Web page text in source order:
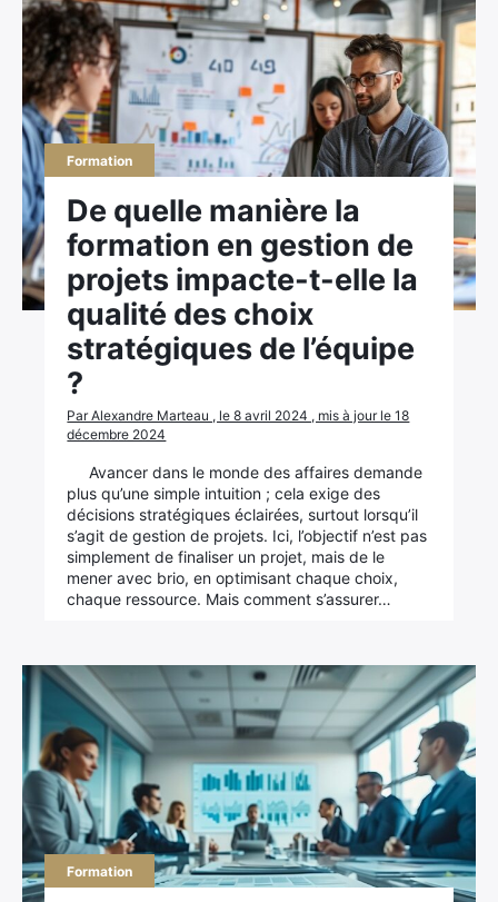
Formation
De quelle manière la
formation en gestion de
projets impacte-t-elle la
qualité des choix
stratégiques de l’équipe
?
Par Alexandre Marteau , le 8 avril 2024 , mis à jour le 18
décembre 2024
Avancer dans le monde des affaires demande
plus qu’une simple intuition ; cela exige des
décisions stratégiques éclairées, surtout lorsqu’il
s’agit de gestion de projets. Ici, l’objectif n’est pas
simplement de finaliser un projet, mais de le
mener avec brio, en optimisant chaque choix,
chaque ressource. Mais comment s’assurer…
Formation